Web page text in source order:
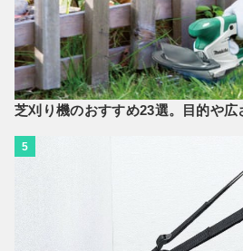
芝刈り機のおすすめ23選。目的や
5